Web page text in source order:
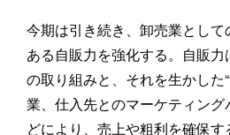
今期は引き続き、卸売業とし
ある自販力を強化する。自販
の取り組みと、それを生かした
業、仕入先とのマーケティン
どにより、売上や粗利を確保す